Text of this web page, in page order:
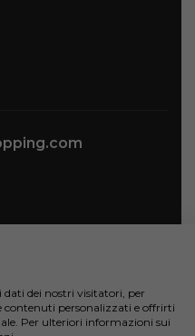
dei nostri visitatori, per
contenuti personalizzati e offrirti
Per ulteriori informazioni sui